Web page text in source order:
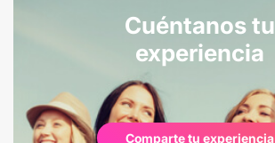
Cuéntanos tu
experiencia
Comparte tu experiencia